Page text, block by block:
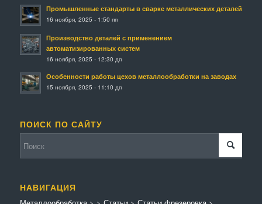
Промышленные стандарты в сварке металлических деталей
16 ноября, 2025 - 1:50 пп
Производство деталей с применением
автоматизированных систем
16 ноября, 2025 - 12:30 дп
Особенности работы цехов металлообработки на заводах
15 ноября, 2025 - 11:10 дп
ПОИСК ПО САЙТУ
НАВИГАЦИЯ